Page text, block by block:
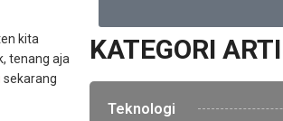
kita
tenang aja
sekarang
KATEGORI
Teknologi